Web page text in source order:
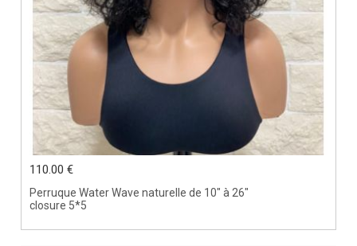
Perruque Water Wave naturelle de 10" à 26"
closure 5*5
110.00 €